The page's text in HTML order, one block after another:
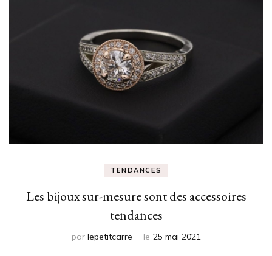
TENDANCES
Les bijoux sur-mesure sont des accessoires
tendances
par lepetitcarre le 25 mai 2021